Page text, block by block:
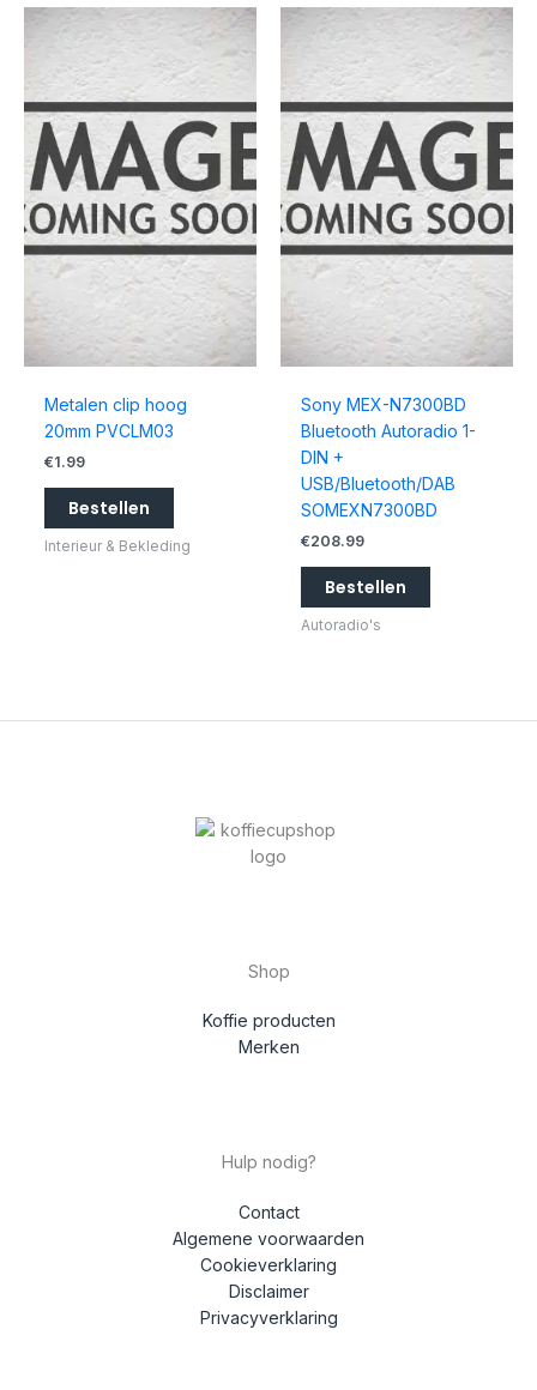
Metalen clip hoog
20mm PVCLM03
€1.99
Bestellen
Interieur & Bekleding
Sony MEX-N7300BD
Bluetooth Autoradio 1-
DIN +
USB/Bluetooth/DAB
SOMEXN7300BD
€208.99
Bestellen
Autoradio's
Shop
Koffie producten
Merken
Hulp nodig?
Contact
Algemene voorwaarden
Cookieverklaring
Disclaimer
Privacyverklaring